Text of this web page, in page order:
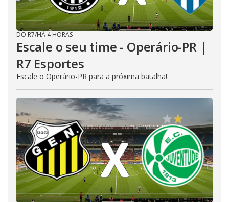
DO R7/HÁ 4 HORAS
Escale o seu time - Operário-PR |
R7 Esportes
Escale o Operário-PR para a próxima batalha!